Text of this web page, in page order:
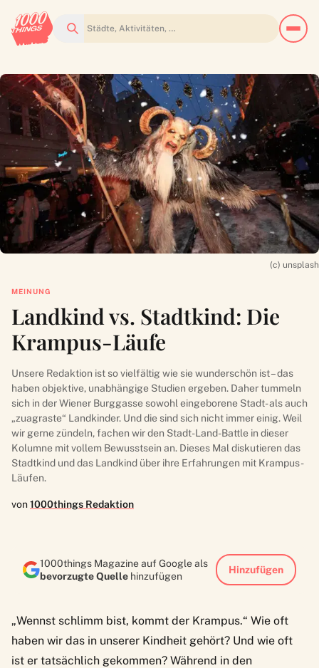
Suchen
(c) unsplash
MEINUNG
Landkind vs. Stadtkind: Die
Krampus-Läufe
Unsere Redaktion ist so vielfältig wie sie wunderschön ist – das
haben objektive, unabhängige Studien ergeben. Daher tummeln
sich in der Wiener Burggasse sowohl eingeborene Stadt- als auch
„zuagraste“ Landkinder. Und die sind sich nicht immer einig. Weil
wir gerne zündeln, fachen wir den Stadt-Land-Battle in dieser
Kolumne mit vollem Bewusstsein an. Dieses Mal diskutieren das
Stadtkind und das Landkind über ihre Erfahrungen mit Krampus-
Läufen.
von1000things Redaktion
1000things Magazine auf Google als
bevorzugte Quelle hinzufügen
Hinzufügen
„Wennst schlimm bist, kommt der Krampus.“ Wie oft
haben wir das in unserer Kindheit gehört? Und wie oft
ist er tatsächlich gekommen? Während in den